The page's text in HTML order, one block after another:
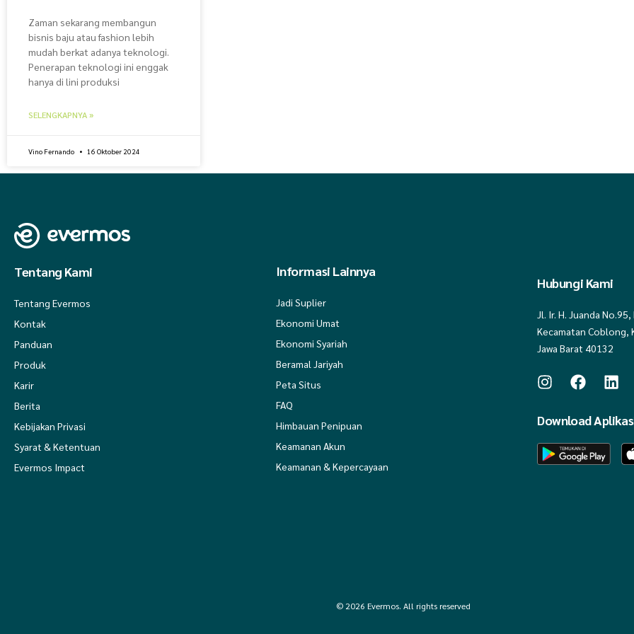
Zaman sekarang membangun
bisnis baju atau fashion lebih
mudah berkat adanya teknologi.
Penerapan teknologi ini enggak
hanya di lini produksi
SELENGKAPNYA »
Vino Fernando 16 Oktober 2024
Tentang Kami
Tentang Evermos
Kontak
Panduan
Produk
Karir
Berita
Kebijakan Privasi
Syarat & Ketentuan
Evermos Impact
Informasi Lainnya
Jadi Suplier
Ekonomi Umat
Ekonomi Syariah
Beramal Jariyah
Peta Situs
FAQ
Himbauan Penipuan
Keamanan Akun
Keamanan & Kepercayaan
Hubungi Kami
Jl. Ir. H. Juanda
Kecamatan Coblong,
Jawa Barat 40132
Download
© 2026 Evermos. All rights reserved